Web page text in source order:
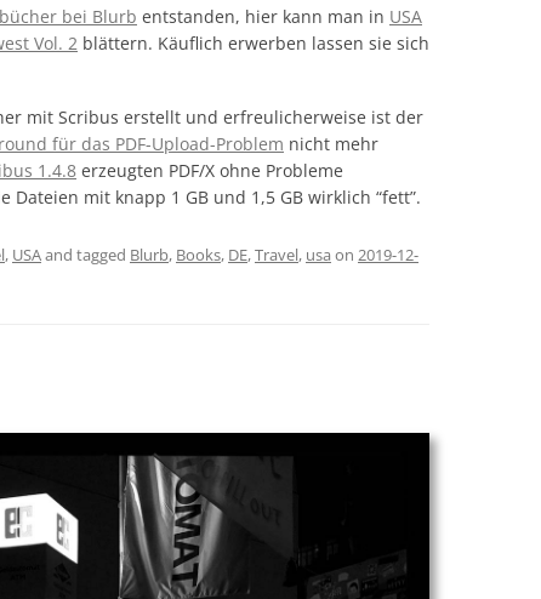
bei Blurb entstanden, hier kann man in USA
Vol. 2 blättern. Käuflich erwerben lassen sie sich
mit Scribus erstellt und erfreulicherweise ist der
für das PDF-Upload-Problem nicht mehr
1.4.8 erzeugten PDF/X ohne Probleme
mit knapp 1 GB und 1,5 GB wirklich “fett”.
, USAand tagged Blurb, Books, DE,Travel, usa on 2019-12-